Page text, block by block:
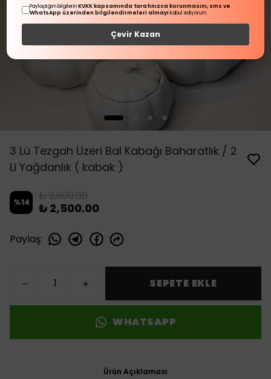
3 Lü Tezgah Üzeri Bal Kabağı Baharatlık / 2
Li Yağdanlık ( kabak )
%14 ₺ 2,900.00
₺ 2,500.00
Paylaş:
SEPETE EKLE
WHATSAPP
Ürün Açıklaması
Paylaştığım bilgilerinKVKK kapsamında tarafınızca korunmasını, sms ve
WhatsApp üzerinden bilgilendirmeleri almayı kabul ediyorum.
Çevir Kazan